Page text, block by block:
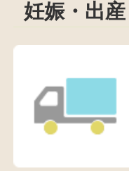
妊娠・出産